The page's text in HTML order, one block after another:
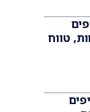
טווח